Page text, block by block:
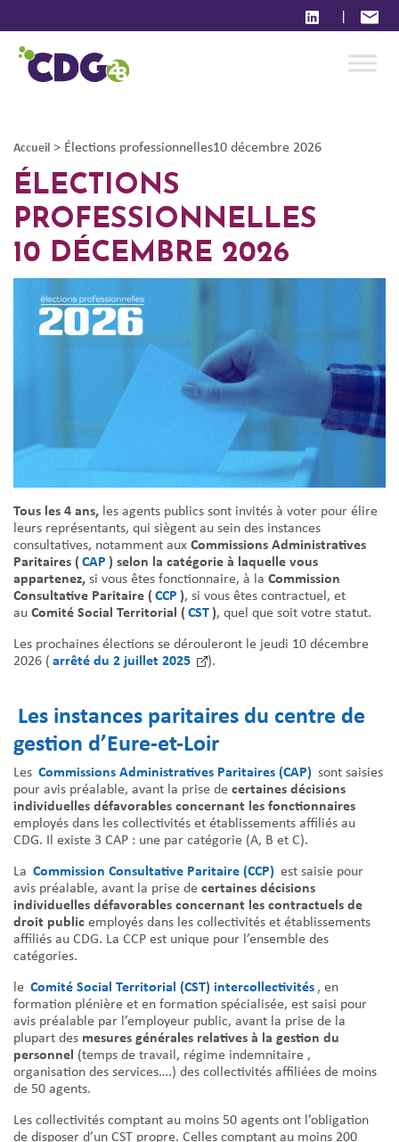
|
Accueil > Élections professionnelles10 décembre 2026
ÉLECTIONS
PROFESSIONNELLES
10 DÉCEMBRE 2026
Tous les 4 ans, les agents publics sont invités à voter pour élire
leurs représentants, qui siègent au sein des instances
consultatives, notamment auxCommissions Administratives
Paritaires (CAP ) selon la catégorie à laquelle vous
appartenez,si vous êtes fonctionnaire, à la Commission
Consultative Paritaire (CCP ), si vous êtes contractuel, et
auComité Social Territorial (CST), quel que soit votre statut.
Les prochaines élections se dérouleront le jeudi 10 décembre
2026 (arrêté du 2 juillet 2025 ).
Les instances paritaires du centre de
gestion d’Eure-et-Loir
Les Commissions Administratives Paritaires (CAP) sont saisies
pour avis préalable, avant la prise decertaines décisions
individuelles défavorables concernant les fonctionnaires
employés dans les collectivités et établissements affiliés au
CDG. Il existe 3 CAP : une par catégorie (A, B et C).
La Commission Consultative Paritaire (CCP) est saisie pour
avis préalable, avant la prise decertaines décisions
individuelles défavorables concernant les contractuels de
droit publicemployés dans les collectivités et établissements
affiliés au CDG. La CCP est unique pour l’ensemble des
catégories.
le Comité Social Territorial (CST) intercollectivités,en
formation plénière et en formation spécialisée, est saisi pour
avis préalable par l’employeur public, avant la prise de la
plupart des mesures générales relatives à la gestion du
personnel (temps de travail, régime indemnitaire ,
organisation des services….) des collectivités affiliées de moins
de 50 agents.
Les collectivités comptant au moins 50 agents ont l’obligation
de disposer d’un CST propre. Celles comptant au moins 200